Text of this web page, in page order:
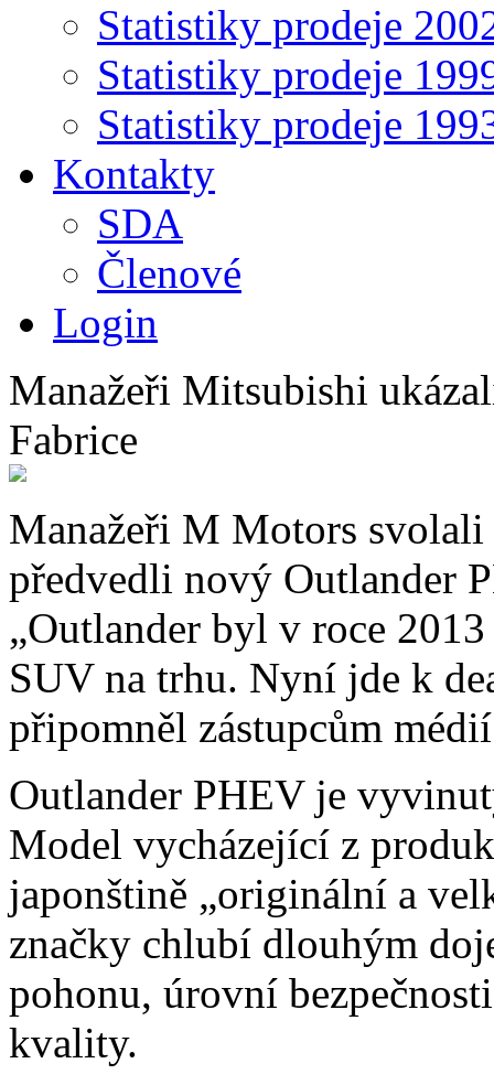
Statistiky prodeje
Statistiky prodeje
Statistiky prodeje
Kontakty
SDA
Členové
Login
Manažeři Mitsubishi
Fabrice
Manažeři M Motors
předvedli nový Outlander
„Outlander byl v roce
SUV na trhu. Nyní jde k
připomněl zástupcům
Outlander PHEV je
Model vycházející z
japonštině „originální a
značky chlubí dlouhým
pohonu, úrovní
kvality.